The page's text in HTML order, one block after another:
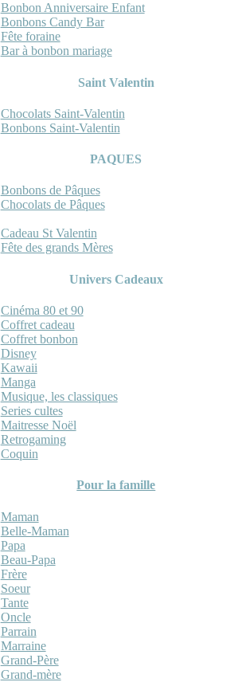
Bonbon Anniversaire Enfant
Bonbons Candy Bar
Fête foraine
Bar à bonbon mariage
Saint Valentin
Chocolats Saint-Valentin
Bonbons Saint-Valentin
PAQUES
Bonbons de Pâques
Chocolats de Pâques
Cadeau St Valentin
Fête des grands Mères
Univers Cadeaux
Cinéma 80 et 90
Coffret cadeau
Coffret bonbon
Disney
Kawaii
Manga
Musique, les classiques
Series cultes
Maitresse Noël
Retrogaming
Coquin
Pour la famille
Maman
Belle-Maman
Papa
Beau-Papa
Frère
Soeur
Tante
Oncle
Parrain
Marraine
Grand-Père
Grand-mère